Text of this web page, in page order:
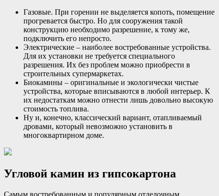
Газовые. При горении не выделяется копоть, помещение
прогревается быстро. Но для сооружения такой
конструкцию необходимо разрешение, к тому же,
подключить его непросто.
Электрические – наиболее востребованные устройства.
Для их установки не требуется специального
разрешения. Их без проблем можно приобрести в
строительных супермаркетах.
Биокамины – оригинальные и экологически чистые
устройства, которые вписываются в любой интерьер. К
их недостаткам можно отнести лишь довольно высокую
стоимость топлива.
Ну и, конечно, классический вариант, отапливаемый
дровами, который невозможно установить в
многоквартирном доме.
Угловой камин из гипсокартона
Самым востребованным и популярным отделочным